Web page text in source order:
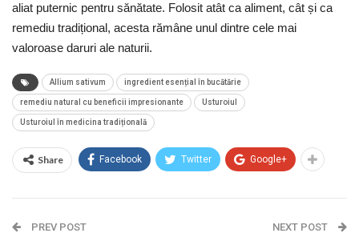
aliat puternic pentru sănătate. Folosit atât ca aliment, cât și ca
remediu tradițional, acesta rămâne unul dintre cele mai
valoroase daruri ale naturii.
Allium sativum ingredient esențial în bucătărie
remediu natural cu beneficii impresionante Usturoiul
Usturoiul în medicina tradițională
Share Facebook Twitter Google+
PREV POST NEXT POST